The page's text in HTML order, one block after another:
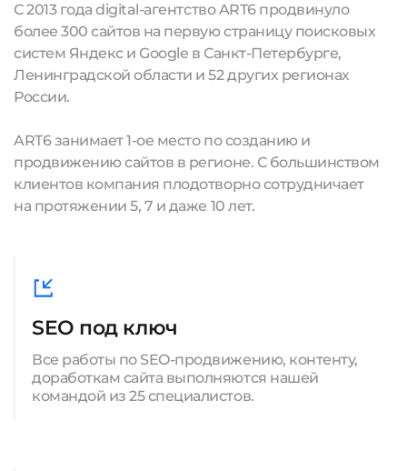
С 2013 года digital-агентство ART6 продвинуло
более 300 сайтов на первую страницу поисковых
систем Яндекс и Google в Санкт-Петербурге,
Ленинградской области и 52 других регионах
России.
ART6 занимает 1-ое место по созданию и
продвижению сайтов в регионе. С большинством
клиентов компания плодотворно сотрудничает
на протяжении 5, 7 и даже 10 лет.
SEO под ключ
Все работы по SEO-продвижению, контенту,
доработкам сайта выполняются нашей
командой из 25 специалистов.